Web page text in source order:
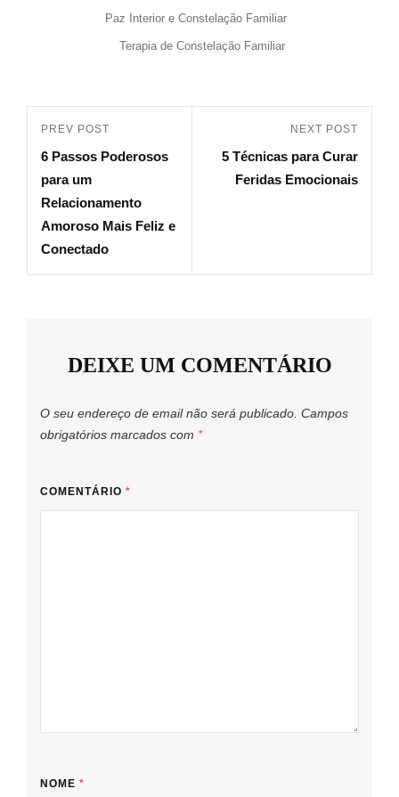
Paz Interior e Constelação Familiar
Terapia de Constelação Familiar
PREV POST
6 Passos Poderosos
para um
Relacionamento
Amoroso Mais Feliz e
Conectado
NEXT POST
5 Técnicas para Curar
Feridas Emocionais
DEIXE UM COMENTÁRIO
O seu endereço de email não será publicado. Campos
obrigatórios marcados com *
COMENTÁRIO *
NOME *